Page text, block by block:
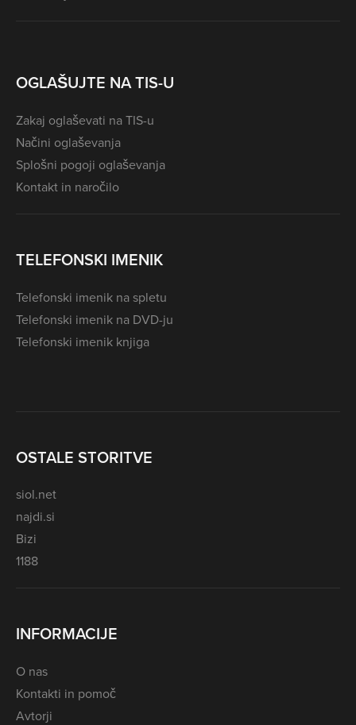
OGLAŠUJTE NA TIS-U
Zakaj oglaševati na TIS-u
Načini oglaševanja
Splošni pogoji oglaševanja
Kontakt in naročilo
TELEFONSKI IMENIK
Telefonski imenik na spletu
Telefonski imenik na DVD-ju
Telefonski imenik knjiga
OSTALE STORITVE
siol.net
najdi.si
Bizi
1188
INFORMACIJE
O nas
Kontakti in pomoč
Avtorji